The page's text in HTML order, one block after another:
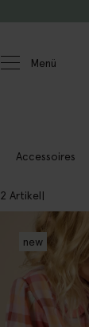
Menü
Accessoires
2 Artikel
new